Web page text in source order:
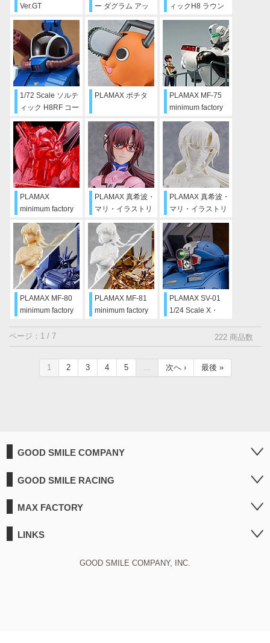
Ver.GT
ー ダグラム アッ
ィックH8 ラウン
1/72 Scale ソルテ
ィック H8RF コー
PLAMAX ポチタ
PLAMAX MF-75
minimum factory
泉野明 with アルフ
ォンス
PLAMAX
minimum factory
CLEAR RED
PLAMAX 真希波・
マリ・イラストリ
PLAMAX 真希波・
マリ・イラストリ
ズホワイト
PLAMAX MF-80
minimum factory
ガンバスター キャ
ラクターカラー
PLAMAX MF-81
minimum factory
ェクトカラーVer.
PLAMAX SV-01
1/24 Scale X・
ページ：1 / 7 222 商品数
1 2 3 4 5 ... 次へ › 最後 »
GOOD SMILE COMPANY
GOOD SMILE RACING
MAX FACTORY
LINKS
GOOD SMILE COMPANY, INC.